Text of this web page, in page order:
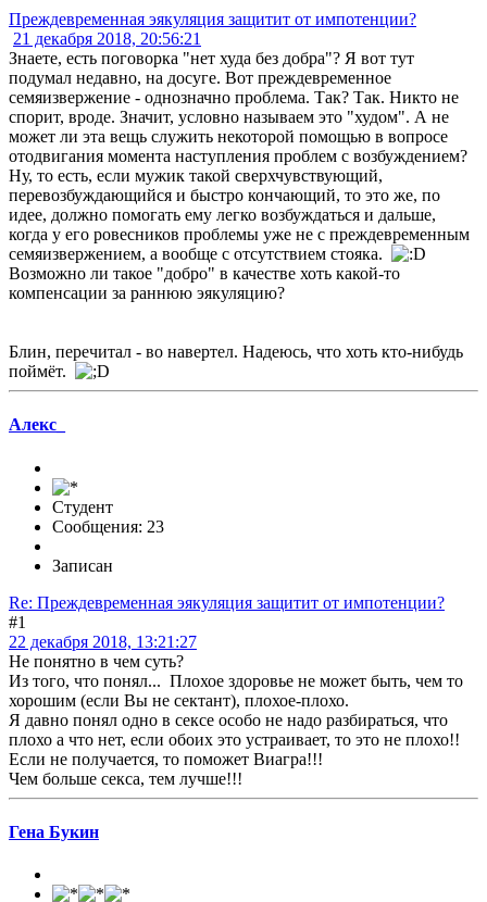
Преждевременная эякуляция защитит от импотенции?
21 декабря 2018, 20:56:21
Знаете, есть поговорка "нет худа без добра"? Я вот тут
подумал недавно, на досуге. Вот преждевременное
семяизвержение - однозначно проблема. Так? Так. Никто не
спорит, вроде. Значит, условно называем это "худом". А не
может ли эта вещь служить некоторой помощью в вопросе
отодвигания момента наступления проблем с возбуждением?
Ну, то есть, если мужик такой сверхчувствующий,
перевозбуждающийся и быстро кончающий, то это же, по
идее, должно помогать ему легко возбуждаться и дальше,
когда у его ровесников проблемы уже не с преждевременным
семяизвержением, а вообще с отсутствием стояка.
Возможно ли такое "добро" в качестве хоть какой-то
компенсации за раннюю эякуляцию?
Блин, перечитал - во навертел. Надеюсь, что хоть кто-нибудь
поймёт.
Алекс_
Студент
Сообщения: 23
Записан
Re: Преждевременная эякуляция защитит от импотенции?
#1
22 декабря 2018, 13:21:27
Не понятно в чем суть?
Из того, что понял... Плохое здоровье не может быть, чем то
хорошим (если Вы не сектант), плохое-плохо.
Я давно понял одно в сексе особо не надо разбираться, что
плохо а что нет, если обоих это устраивает, то это не плохо!!
Если не получается, то поможет Виагра!!!
Чем больше секса, тем лучше!!!
Гена Букин